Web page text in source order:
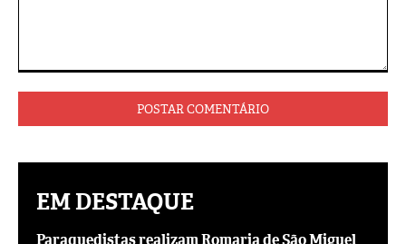
EM DESTAQUE